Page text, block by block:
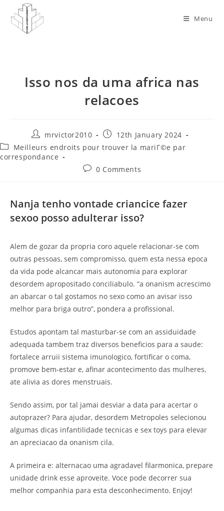
content
Menu
Isso nos da uma africa nas
relacoes
Postmrvictor2010
Post
published:
12th January 2024
Post
category:
Meilleurs endroits pour trouver la mariГ©e par
correspondance
Post0 Comments
Nanja tenho vontade criancice fazer
sexoo posso adulterar isso?
Alem de gozar da propria coro aquele relacionar-se com
outras pessoas, sem compromisso, quem esta nessa epoca
da vida pode alcancar mais autonomia para explorar
desordem apropositado conciliabulo. “a onanism acrescimo
an abarcar o tal gostamos no sexo como an avisar isso
melhor para briga outro”, pondera a profissional.
Estudos apontam tal masturbar-se com an assiduidade
adequada tambem traz diversos beneficios para a saude:
fortalece arruii sistema imunologico, fortificar o coma,
promove bem-estar e, afinar acontecimento das mulheres,
ate alivia as dores menstruais.
Sendo assim, por tal jamai desviar a data para acertar o
autoprazer? Para ajudar, desordem Metropoles selecionou
algumas dicas infantilidade tecnicas e sex toys para elevar
an apreciacao da onanism cila.
A primeira e: alternacao uma agradavel filarmonica, prepare
unidade drink esse aproveite. Voce pode decorrer sua
melhor companhia para esta desconhecimento. Enjoy!